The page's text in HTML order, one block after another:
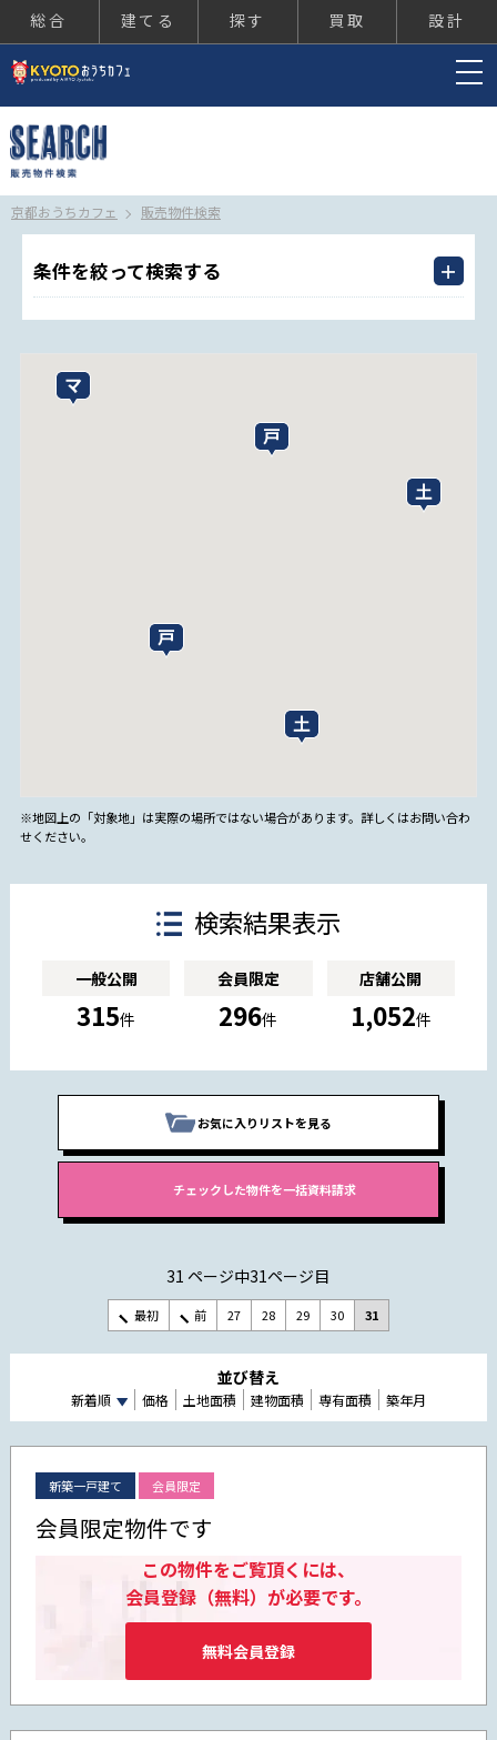
総合 建てる 探す 買取 設計
京都おうちカフェ 販売物件検索
条件を絞って検索する
※地図上の「対象地」は実際の場所ではない場合があります。詳しくはお問い合わ
せください。
検索結果表示
一般公開
315件
会員限定
296件
店舗公開
1,052件
お気に入りリストを見る
31 ページ中31ページ目
最初 前 27 28 29 30 31
並び替え
新着順 価格 土地面積 建物面積 専有面積 築年月
新築一戸建て 会員限定
会員限定物件です
この物件をご覧頂くには、
会員登録（無料）が必要です。
無料会員登録